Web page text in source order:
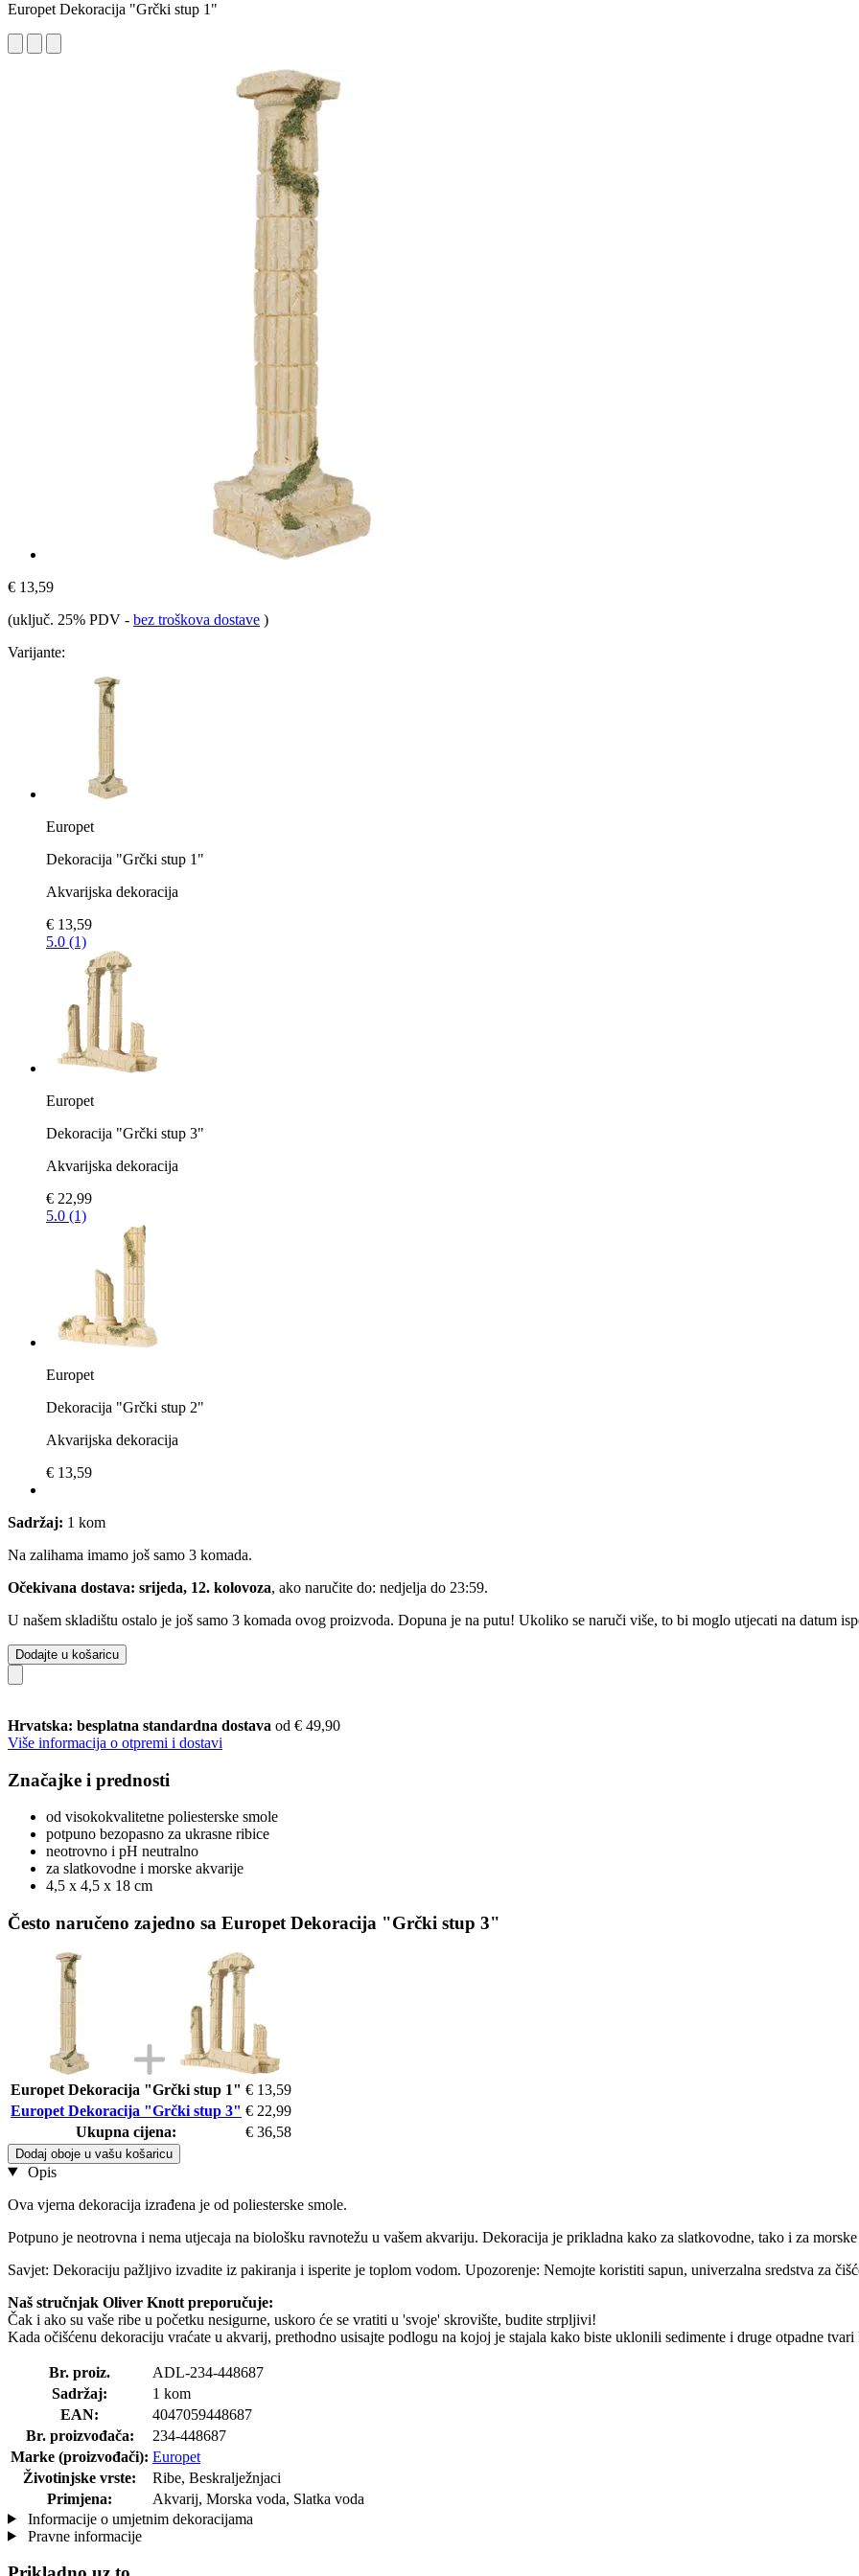
Europet Dekoracija "Grčki stup 1"
€ 13,59
(uključ. 25% PDV - bez troškova dostave )
Varijante:
Europet
Dekoracija "Grčki stup 1"
Akvarijska dekoracija
€ 13,59
5.0 (1)
Europet
Dekoracija "Grčki stup 3"
Akvarijska dekoracija
€ 22,99
5.0 (1)
Europet
Dekoracija "Grčki stup 2"
Akvarijska dekoracija
€ 13,59
Sadržaj: 1 kom
Na zalihama imamo još samo 3 komada.
Očekivana dostava: srijeda, 12. kolovoza, ako naručite do: nedjelja do 23:59.
U našem skladištu ostalo je još samo 3 komada ovog proizvoda. Dopuna je na putu! Ukoliko se naruči više, to bi moglo utjecati na datum
Dodajte u košaricu
Hrvatska: besplatna standardna dostava od € 49,90
Više informacija o otpremi i dostavi
Značajke i prednosti
od visokokvalitetne poliesterske smole
potpuno bezopasno za ukrasne ribice
neotrovno i pH neutralno
za slatkovodne i morske akvarije
4,5 x 4,5 x 18 cm
Često naručeno zajedno sa Europet Dekoracija "Grčki stup 3"
Europet Dekoracija "Grčki stup 1" € 13,59
Europet Dekoracija "Grčki stup 3" € 22,99
Ukupna cijena:
€ 36,58
Dodaj oboje u vašu košaricu
Opis
Ova vjerna dekoracija izrađena je od poliesterske smole.
Potpuno je neotrovna i nema utjecaja na biološku ravnotežu u vašem akvariju. Dekoracija je prikladna kako za slatkovodne, tako i za
Savjet: Dekoraciju pažljivo izvadite iz pakiranja i isperite je toplom vodom. Upozorenje: Nemojte koristiti sapun, univerzalna sredstva za
Naš stručnjak Oliver Knott preporučuje:
Čak i ako su vaše ribe u početku nesigurne, uskoro će se vratiti u 'svoje' skrovište, budite strpljivi!
Kada očišćenu dekoraciju vraćate u akvarij, prethodno usisajte podlogu na kojoj je stajala kako biste uklonili sedimente i druge otpadne
Br. proiz.
ADL-234-448687
Sadržaj:
1 kom
EAN:
4047059448687
Br. proizvođača:
234-448687
Marke (proizvođači): Europet
Životinjske vrste:
Ribe, Beskralježnjaci
Primjena:
Akvarij, Morska voda, Slatka voda
Informacije o umjetnim dekoracijama
Pravne informacije